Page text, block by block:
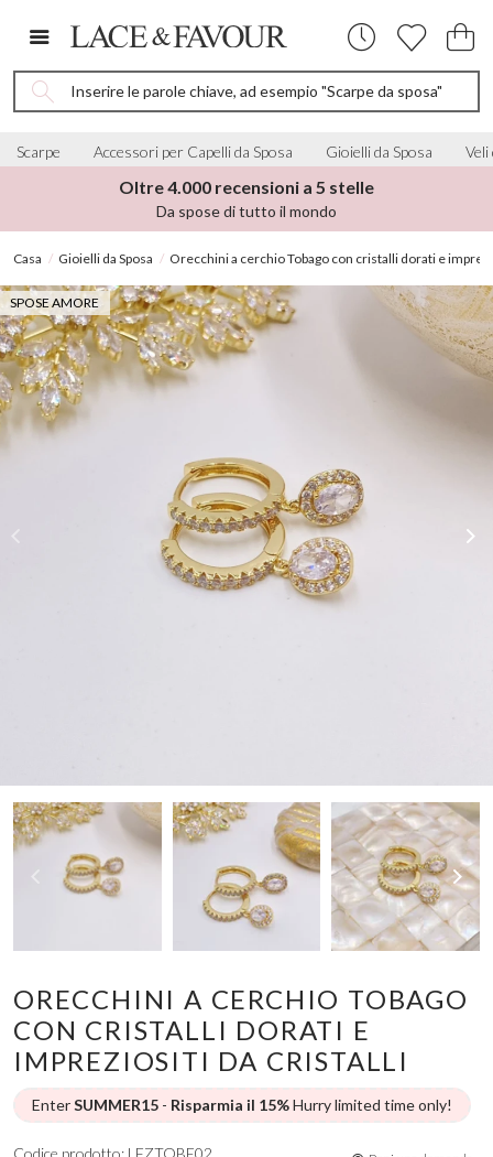
Inserire le parole chiave, ad esempio "Scarpe da sposa"
Scarpe Accessori per Capelli da Sposa Gioielli da Sposa Veli
Oltre 4.000 recensioni a 5 stelle
Da spose di tutto il mondo
Casa Gioielli da Sposa Orecchini a cerchio Tobago con cristalli dorati e
SPOSE AMORE
ORECCHINI A CERCHIO TOBAGO
CON CRISTALLI DORATI E
IMPREZIOSITI DA CRISTALLI
EnterSUMMER15 - Risparmia il 15%Hurry limited time only!
Codice prodotto: LFZTOBE02